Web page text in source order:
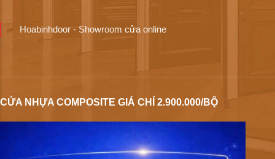
Hoabinhdoor - Showroom cửa online
CỬA NHỰA COMPOSITE GIÁ CHỈ 2.900.000/BỘ